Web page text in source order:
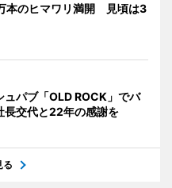
本のヒマワリ満開 見頃は3
ュパブ「OLD ROCK」でバ
交代と22年の感謝を
る